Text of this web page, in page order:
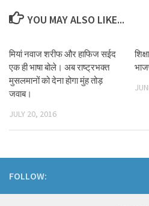
YOU MAY ALSO LIKE...
मियां नवाज शरीफ और हाफिज सईद
एक ही भाषा बोले। अब राष्ट्रभक्त
मुसलमानों को देना होगा मुंह तोड़
जवाब।
JULY 20, 2016
FOLLOW: